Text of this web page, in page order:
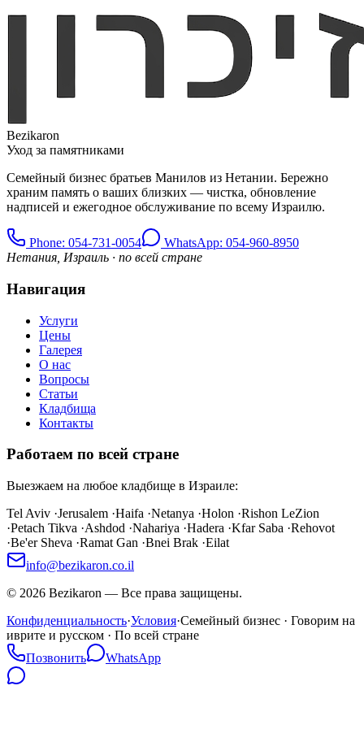
Bezikaron
Уход за памятниками
Семейный бизнес братьев Манилов из Нетании. Бережно
храним память о ваших близких — чистка, обновление
надписей и ежегодное обслуживание по всему Израилю.
Phone: 054-731-0054
WhatsApp: 054-960-8950
Нетания, Израиль · по всей стране
Навигация
Услуги
Цены
Галерея
О нас
Вопросы
Статьи
Кладбища
Контакты
Работаем по всей стране
Выезжаем на любое кладбище в Израиле:
Tel Aviv ·Jerusalem ·Haifa ·Netanya ·Holon ·Rishon LeZion
·Petach Tikva ·Ashdod ·Nahariya ·Hadera ·Kfar Saba ·Rehovot
·Be'er Sheva ·Ramat Gan ·Bnei Brak ·Eilat
info@bezikaron.co.il
© 2026 Bezikaron — Все права защищены.
Конфиденциальность·Условия·Семейный бизнес · Говорим на
иврите и русском · По всей стране
Позвонить
WhatsApp